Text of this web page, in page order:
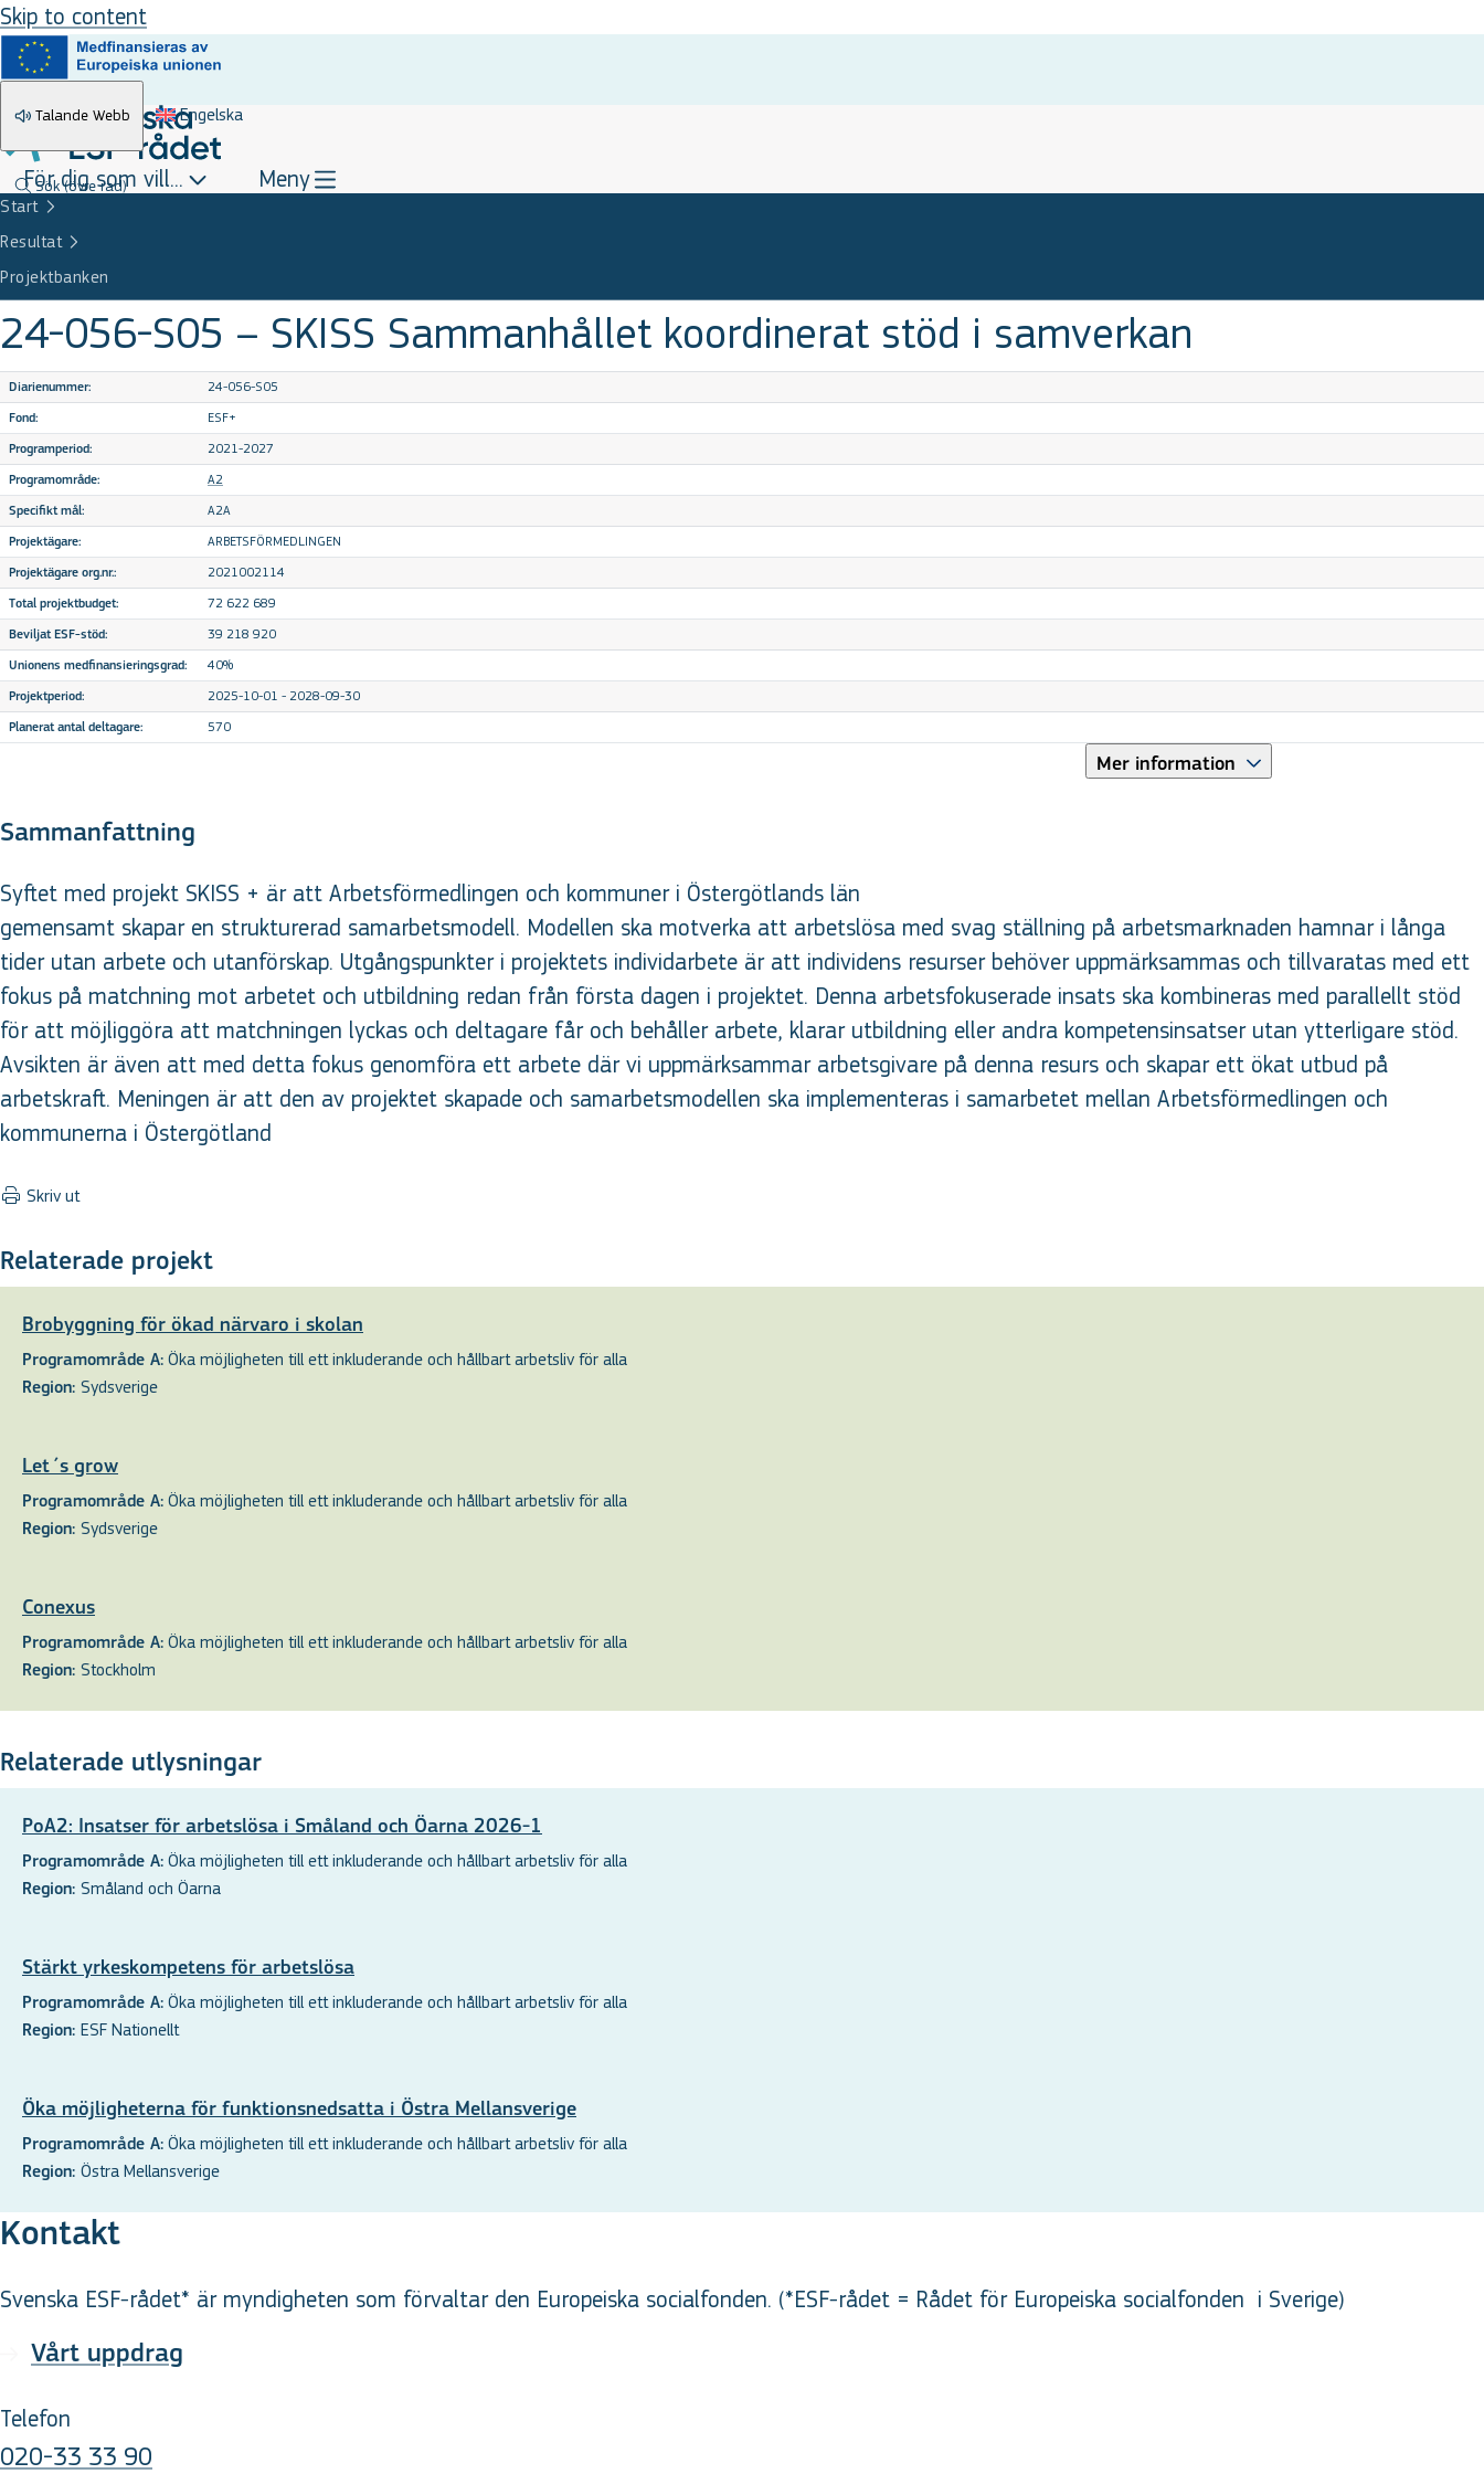
Skip to content
Talande Webb Engelska
Sök(övre rad)
För dig som vill... Meny
Start
Resultat
Projektbanken
24-056-S05 – SKISS Sammanhållet koordinerat stöd i samverkan
Diarienummer: 24-056-S05
Fond: ESF+
Programperiod: 2021-2027
Programområde: A2
Specifikt mål: A2A
Projektägare: ARBETSFÖRMEDLINGEN
Projektägare org.nr.: 2021002114
Total projektbudget: 72 622 689
Beviljat ESF-stöd: 39 218 920
Unionens medfinansieringsgrad: 40%
Projektperiod: 2025-10-01 - 2028-09-30
Planerat antal deltagare: 570
Mer information
Sammanfattning
Syftet med projekt SKISS + är att Arbetsförmedlingen och kommuner i Östergötlands län
gemensamt skapar en strukturerad samarbetsmodell. Modellen ska motverka att arbetslösa med svag ställning på arbetsmarknaden hamnar i långa
tider utan arbete och utanförskap. Utgångspunkter i projektets individarbete är att individens resurser behöver uppmärksammas och tillvaratas med ett
fokus på matchning mot arbetet och utbildning redan från första dagen i projektet. Denna arbetsfokuserade insats ska kombineras med parallellt stöd
för att möjliggöra att matchningen lyckas och deltagare får och behåller arbete, klarar utbildning eller andra kompetensinsatser utan ytterligare stöd.
Avsikten är även att med detta fokus genomföra ett arbete där vi uppmärksammar arbetsgivare på denna resurs och skapar ett ökat utbud på
arbetskraft. Meningen är att den av projektet skapade och samarbetsmodellen ska implementeras i samarbetet mellan Arbetsförmedlingen och
kommunerna i Östergötland
Skriv ut
Relaterade projekt
Brobyggning för ökad närvaro i skolan
Programområde A: Öka möjligheten till ett inkluderande och hållbart arbetsliv för alla
Region: Sydsverige
Let´s grow
Programområde A: Öka möjligheten till ett inkluderande och hållbart arbetsliv för alla
Region: Sydsverige
Conexus
Programområde A: Öka möjligheten till ett inkluderande och hållbart arbetsliv för alla
Region: Stockholm
Relaterade utlysningar
PoA2: Insatser för arbetslösa i Småland och Öarna 2026-1
Programområde A: Öka möjligheten till ett inkluderande och hållbart arbetsliv för alla
Region: Småland och Öarna
Stärkt yrkeskompetens för arbetslösa
Programområde A: Öka möjligheten till ett inkluderande och hållbart arbetsliv för alla
Region: ESF Nationellt
Öka möjligheterna för funktionsnedsatta i Östra Mellansverige
Programområde A: Öka möjligheten till ett inkluderande och hållbart arbetsliv för alla
Region: Östra Mellansverige
Kontakt
Svenska ESF-rådet* är myndigheten som förvaltar den Europeiska socialfonden. (*ESF-rådet = Rådet för Europeiska socialfonden i Sverige)
Vårt uppdrag
Telefon
020-33 33 90